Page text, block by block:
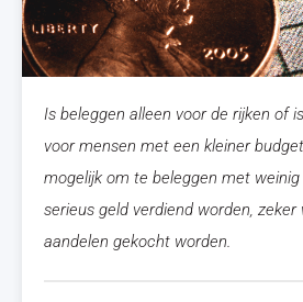
Is beleggen alleen voor de rijken of
voor mensen met een kleiner
mogelijk om te beleggen met weinig
serieus geld verdiend worden,
aandelen gekocht worden.